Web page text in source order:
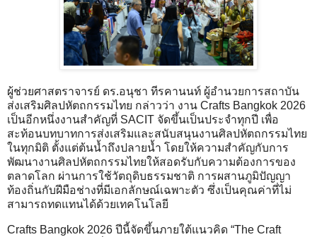
ผู้ช่วยศาสตราจารย์ ดร.อนุชา ทีรคานนท์ ผู้อำนวยการสถาบัน
ส่งเสริมศิลปหัตถกรรมไทย กล่าวว่า งาน Crafts Bangkok 2026
เป็นอีกหนึ่งงานสำคัญที่ SACIT จัดขึ้นเป็นประจำทุกปี เพื่อ
สะท้อนบทบาทการส่งเสริมและสนับสนุนงานศิลปหัตถกรรมไทย
ในทุกมิติ ตั้งแต่ต้นน้ำถึงปลายน้ำ โดยให้ความสำคัญกับการ
พัฒนางานศิลปหัตถกรรมไทยให้สอดรับกับความต้องการของ
ตลาดโลก ผ่านการใช้วัตถุดิบธรรมชาติ การผสานภูมิปัญญา
ท้องถิ่นกับฝีมือช่างที่มีเอกลักษณ์เฉพาะตัว ซึ่งเป็นคุณค่าที่ไม่
สามารถทดแทนได้ด้วยเทคโนโลยี
Crafts Bangkok 2026 ปีนี้จัดขึ้นภายใต้แนวคิด “The Craft